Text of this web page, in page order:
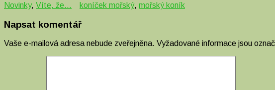
Novinky, Víte, že... koníček mořský, mořský koník
Napsat komentář
Vaše e-mailová adresa nebude zveřejněna. Vyžadované informace jsou